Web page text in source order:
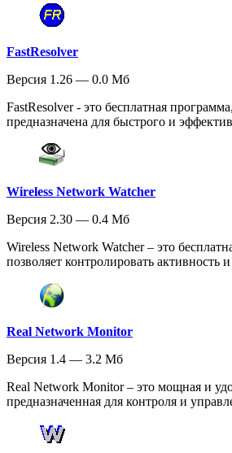
FastResolver
Версия 1.26 — 0.0 Мб
FastResolver - это бесплатная
предназначена для быстрого и
Wireless Network Watcher
Версия 2.30 — 0.4 Мб
Wireless Network Watcher – это
позволяет контролировать активность
Real Network Monitor
Версия 1.4 — 3.2 Мб
Real Network Monitor – это мощная и
предназначенная для контроля и